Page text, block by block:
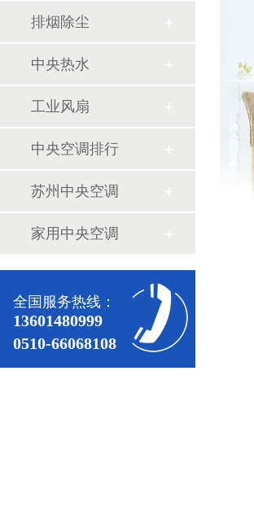
排烟除尘
中央热水
工业风扇
中央空调排行
苏州中央空调
家用中央空调
全国服务热线：
13601480999
0510-66068108